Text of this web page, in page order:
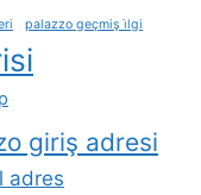
palazzo geçmiş i̇lgi
giriş adresi
adres